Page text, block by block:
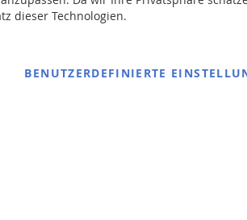
dieser Technologien.
BENUTZERDEFINIERTE